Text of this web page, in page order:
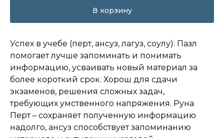
В корзину
Успех в учебе (перт, ансуз, лагуз, соулу): Пазл
помогает лучше запоминать и понимать
информацию, усваивать новый материал за
более короткий срок. Хорош для сдачи
экзаменов, решения сложных задач,
требующих умственного напряжения. Руна
Перт – сохраняет полученную информацию
надолго, ансуз способствует запоминанию